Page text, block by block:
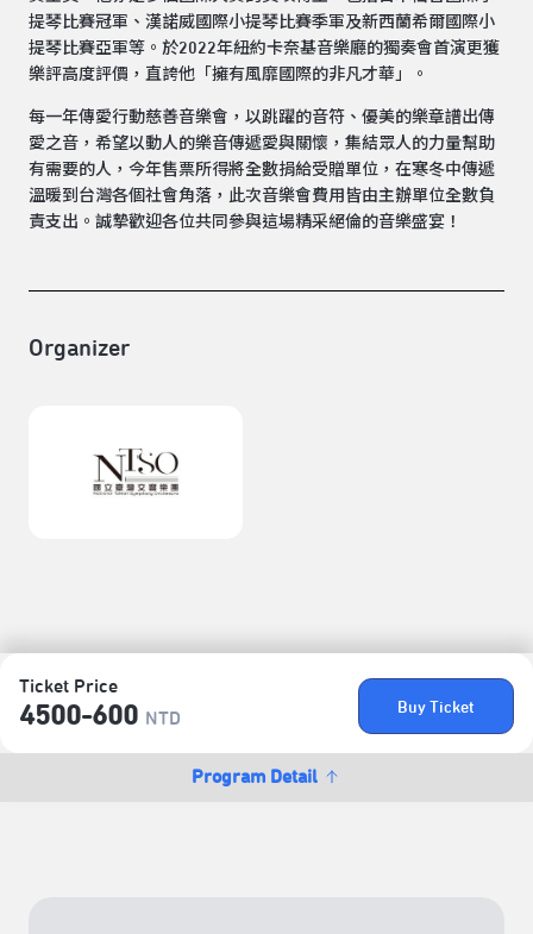
Ticket Price
4500-600 NTD
Buy Ticket
Program Detail
提琴比賽冠軍、漢諾威國際小提琴比賽季軍及新西蘭希爾國際小
提琴比賽亞軍等。於2022年紐約卡奈基音樂廳的獨奏會首演更獲
樂評高度評價，直誇他「擁有風靡國際的非凡才華」。
每一年傳愛行動慈善音樂會，以跳躍的音符、優美的樂章譜出傳
愛之音，希望以動人的樂音傳遞愛與關懷，集結眾人的力量幫助
有需要的人，今年售票所得將全數捐給受贈單位，在寒冬中傳遞
溫暖到台灣各個社會角落，此次音樂會費用皆由主辦單位全數負
責支出。誠摯歡迎各位共同參與這場精采絕倫的音樂盛宴！
Organizer